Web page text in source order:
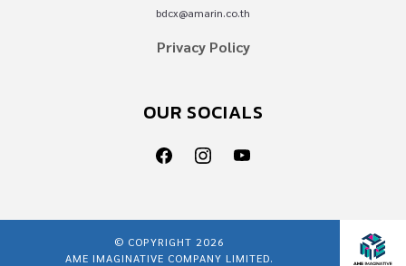
bdcx@amarin.co.th
Privacy Policy
OUR SOCIALS
© COPYRIGHT 2026
AME IMAGINATIVE COMPANY LIMITED.